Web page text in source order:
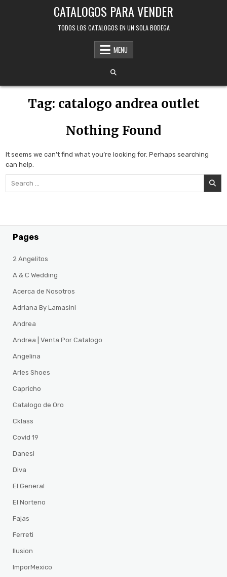
CATALOGOS PARA VENDER
TODOS LOS CATALOGOS EN UN SOLA BODEGA
MENU
Tag: catalogo andrea outlet
Nothing Found
It seems we can’t find what you’re looking for. Perhaps searching
can help.
Pages
2 Angelitos
A & C Wedding
Acerca de Nosotros
Adriana By Lamasini
Andrea
Andrea | Venta Por Catalogo
Angelina
Arles Shoes
Capricho
Catalogo de Oro
Cklass
Covid 19
Danesi
Diva
El General
El Norteno
Fajas
Ferreti
Ilusion
ImporMexico